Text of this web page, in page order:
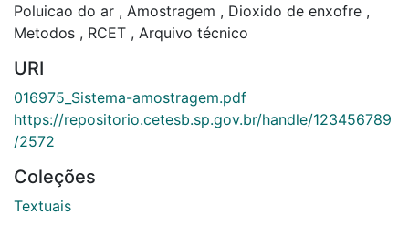
Poluicao do ar , Amostragem , Dioxido de enxofre ,
Metodos , RCET , Arquivo técnico
URI
016975_Sistema-amostragem.pdf
https://repositorio.cetesb.sp.gov.br/handle/123456789
/2572
Coleções
Textuais